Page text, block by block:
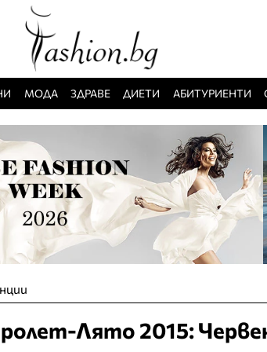
МОДА ЗДРАВЕ ДИЕТИ АБИТУРИЕНТИ
Лято 2015: